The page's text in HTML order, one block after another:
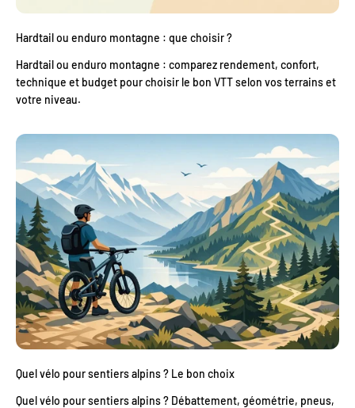
Hardtail ou enduro montagne : que choisir ?
Hardtail ou enduro montagne : comparez rendement, confort,
technique et budget pour choisir le bon VTT selon vos terrains et
votre niveau.
Quel vélo pour sentiers alpins ? Le bon choix
Quel vélo pour sentiers alpins ? Débattement, géométrie, pneus,